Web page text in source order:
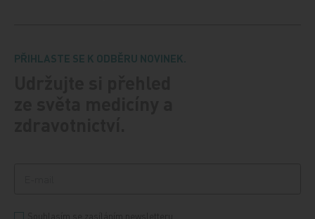
PŘIHLASTE SE K ODBĚRU NOVINEK.